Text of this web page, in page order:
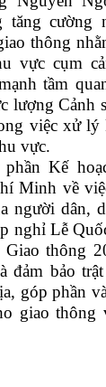
tăng cường
thông
vực cụm
tầm
lượng Cảnh
việc xử
vực.
Kế
Minh về
người dân,
nghỉ Lễ
thông
đảm bảo
góp phần
giao thông